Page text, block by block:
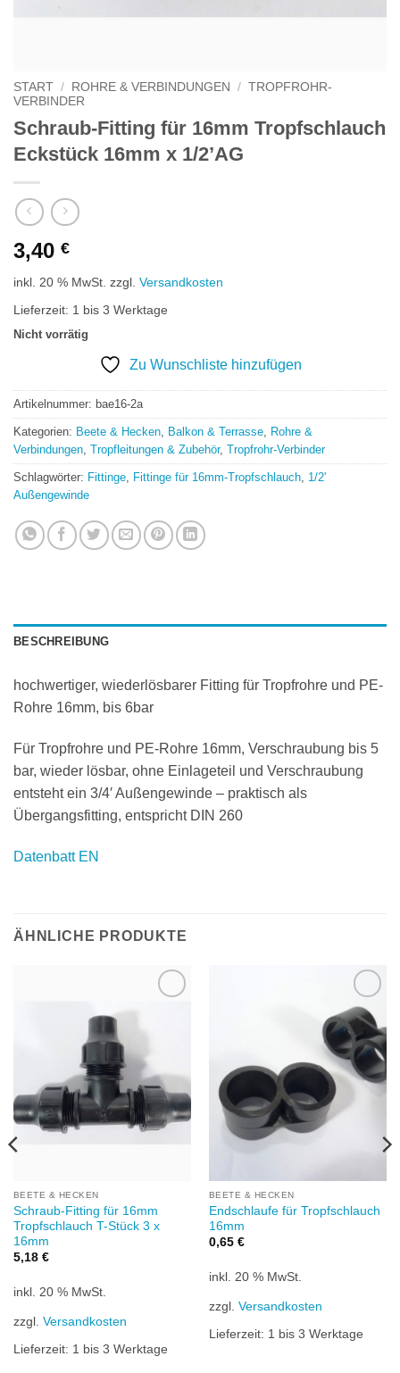
START / ROHRE & VERBINDUNGEN / TROPFROHR-
VERBINDER
Schraub-Fitting für 16mm Tropfschlauch
Eckstück 16mm x 1/2’AG
3,40 €
inkl. 20 % MwSt. zzgl. Versandkosten
Lieferzeit: 1 bis 3 Werktage
Nicht vorrätig
Zu Wunschliste hinzufügen
Artikelnummer: bae16-2a
Kategorien: Beete & Hecken, Balkon & Terrasse, Rohre &
Verbindungen, Tropfleitungen & Zubehör, Tropfrohr-Verbinder
Schlagwörter: Fittinge, Fittinge für 16mm-Tropfschlauch, 1/2'
Außengewinde
BESCHREIBUNG
hochwertiger, wiederlösbarer Fitting für Tropfrohre und PE-
Rohre 16mm, bis 6bar
Für Tropfrohre und PE-Rohre 16mm, Verschraubung bis 5
bar, wieder lösbar, ohne Einlageteil und Verschraubung
entsteht ein 3/4′ Außengewinde – praktisch als
Übergangsfitting, entspricht DIN 260
Datenbatt EN
ÄHNLICHE PRODUKTE
BEETE & HECKEN
Schraub-Fitting für 16mm
Tropfschlauch T-Stück 3 x
16mm
5,18 €
inkl. 20 % MwSt.
zzgl. Versandkosten
Lieferzeit: 1 bis 3 Werktage
Zu
Wunschliste
hinzufügen
BEETE & HECKEN
Endschlaufe für Tropfschlauch
16mm
0,65 €
inkl. 20 % MwSt.
zzgl. Versandkosten
Lieferzeit: 1 bis 3 Werktage